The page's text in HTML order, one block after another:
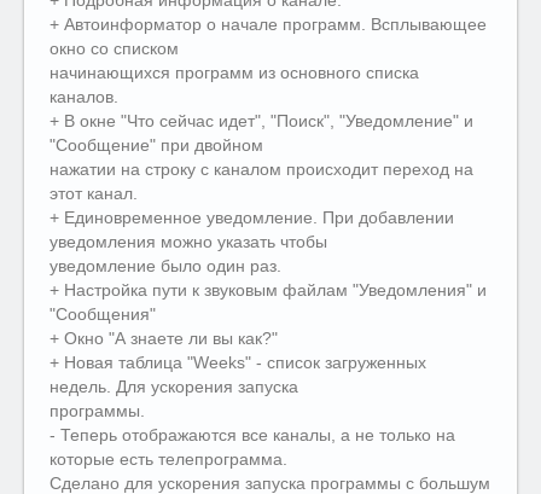
+ Автоинформатор о начале программ. Всплывающее
окно со списком
начинающихся программ из основного списка
каналов.
+ В окне "Что сейчас идет", "Поиск", "Уведомление" и
"Сообщение" при двойном
нажатии на строку с каналом происходит переход на
этот канал.
+ Единовременное уведомление. При добавлении
уведомления можно указать чтобы
уведомление было один раз.
+ Настройка пути к звуковым файлам "Уведомления" и
"Сообщения"
+ Окно "А знаете ли вы как?"
+ Новая таблица "Weeks" - список загруженных
недель. Для ускорения запуска
программы.
- Теперь отображаются все каналы, а не только на
которые есть телепрограмма.
Сделано для ускорения запуска программы с большум